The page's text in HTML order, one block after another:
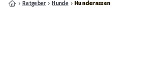
Ratgeber Hunde Hunderassen